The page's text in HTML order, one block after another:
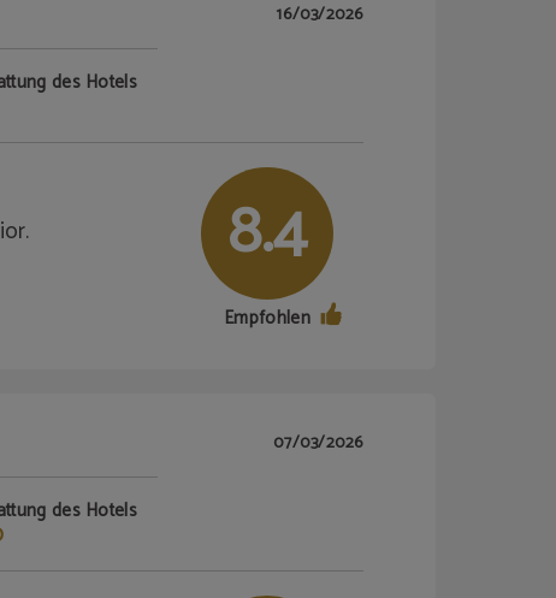
16/03/2026
des Hotels
8.4
Empfohlen
07/03/2026
des Hotels